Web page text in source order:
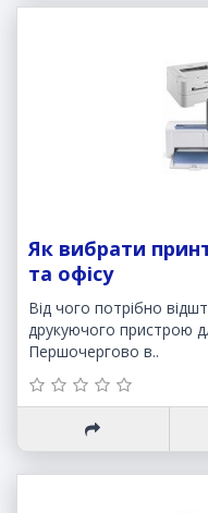
Як вибрати
та офісу
Від чого потрібно
друкуючого пристрою
Першочергово в..